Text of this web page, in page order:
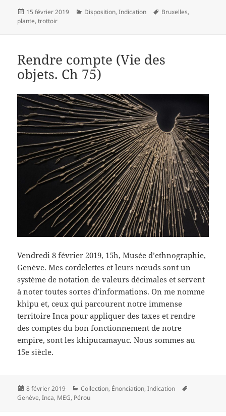
Publié
le
15 février 2019 Catégories
Disposition,Indication
Mots-
Bruxelles,
plante,trottoir
Rendre compte (Vie des
objets. Ch 75)
Vendredi 8 février 2019, 15h, Musée d’ethnographie,
Genève. Mes cordelettes et leurs nœuds sont un
système de notation de valeurs décimales et servent
à noter toutes sortes d’informations. On me nomme
khipu et, ceux qui parcourent notre immense
territoire Inca pour appliquer des taxes et rendre
des comptes du bon fonctionnement de notre
empire, sont les khipucamayuc. Nous sommes au
15e siècle.
Publié
le
8 février 2019 Catégories
Collection, Énonciation,Indication
Genève,Inca, MEG, Pérou